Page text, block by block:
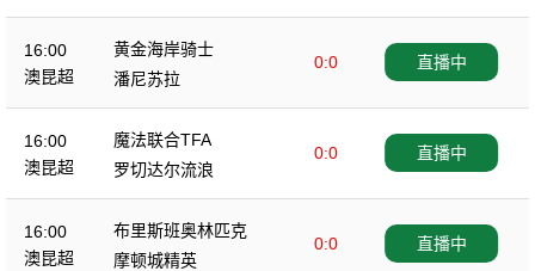
16:00
澳昆超
黄金海岸骑士
0:0
潘尼苏拉
直播中
16:00
澳昆超
魔法联合TFA
0:0
罗切达尔流浪
直播中
16:00
澳昆超
布里斯班奥林匹克
0:0
摩顿城精英
直播中